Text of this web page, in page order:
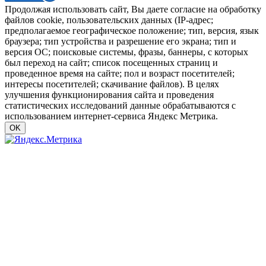
Продолжая использовать сайт, Вы даете согласие на обработку
файлов cookie, пользовательских данных (IP-адрес;
предполагаемое географическое положение; тип, версия, язык
браузера; тип устройства и разрешение его экрана; тип и
версия ОС; поисковые системы, фразы, баннеры, с которых
был переход на сайт; список посещенных страниц и
проведенное время на сайте; пол и возраст посетителей;
интересы посетителей; скачивание файлов). В целях
улучшения функционирования сайта и проведения
статистических исследований данные обрабатываются с
использованием интернет-сервиса Яндекс Метрика.
OK